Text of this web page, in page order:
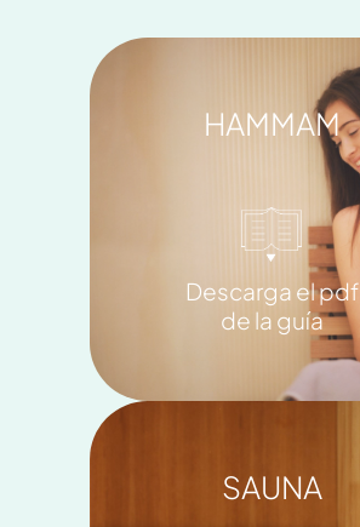
HAMMAM
Descarga el pdf
de la guía
SAUNA